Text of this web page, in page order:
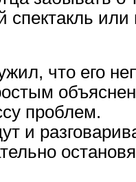
спектакль
что его
проблем.
и